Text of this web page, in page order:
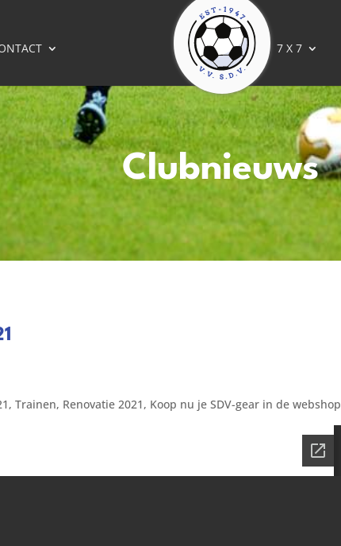
7 X 7
Clubnieuws
Trainen, Renovatie 2021, Koop nu je SDV-gear in de webshop